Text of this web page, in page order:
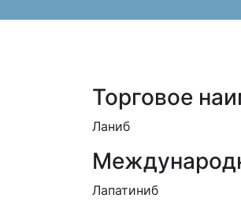
Торговое
Ланиб
Лапатиниб